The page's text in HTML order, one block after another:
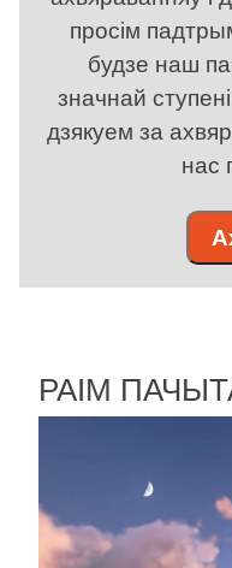
просім
будзе наш
значнай
дзякуем за
нас
РАІМ